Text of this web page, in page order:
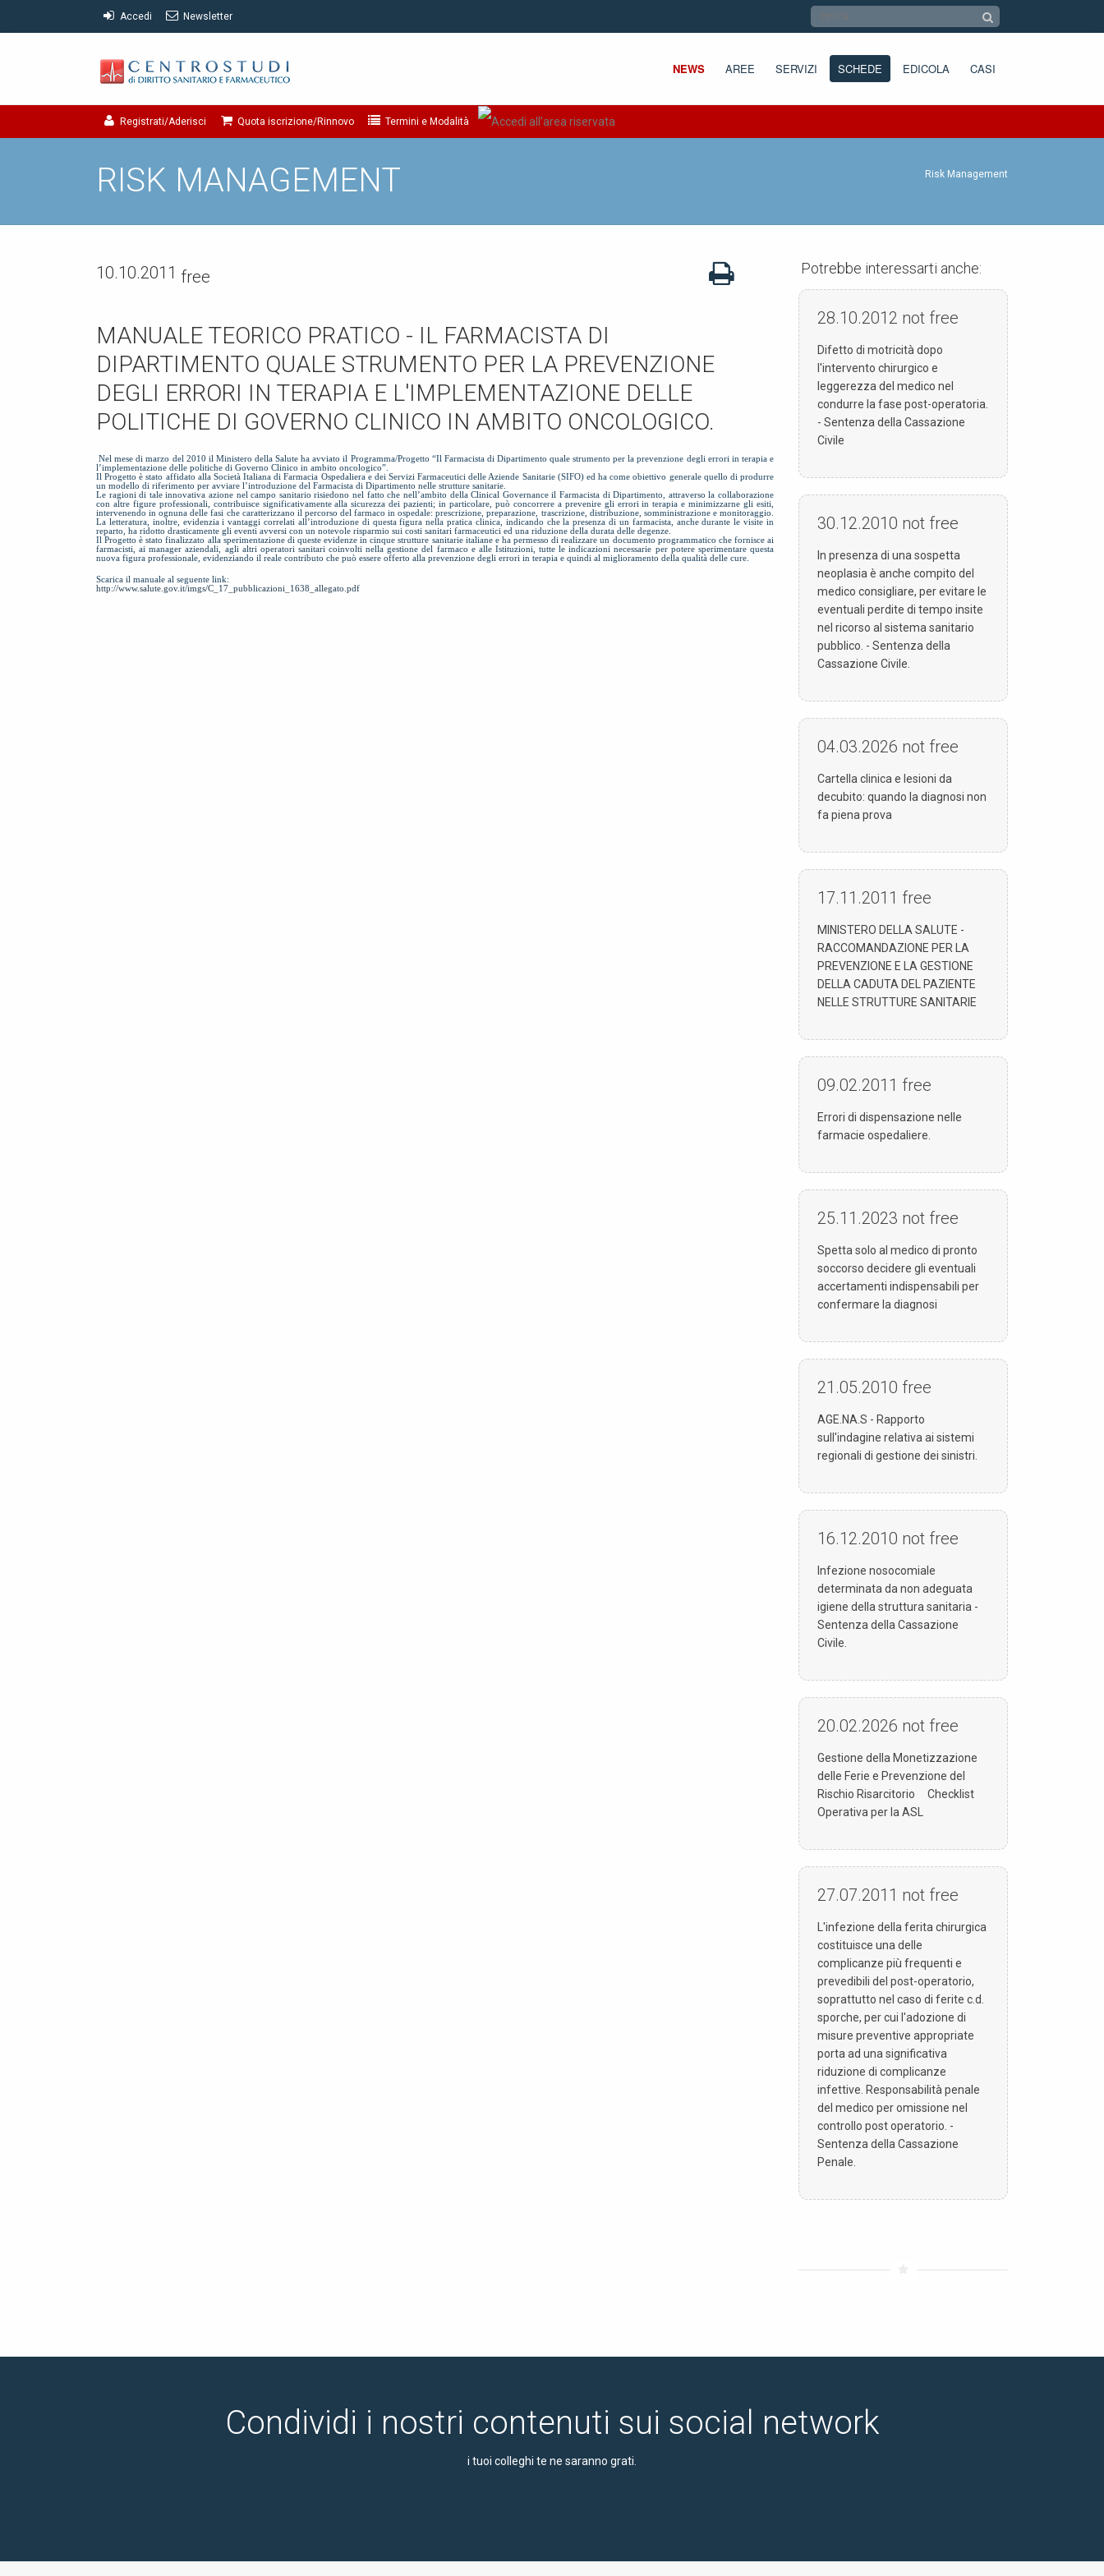
Accedi Newsletter
NEWS AREE SERVIZI SCHEDE EDICOLA CASI
Registrati/Aderisci Quota iscrizione/Rinnovo Termini e Modalità
RISK MANAGEMENT Risk Management
10.10.2011 free
MANUALE TEORICO PRATICO - IL FARMACISTA DI
DIPARTIMENTO QUALE STRUMENTO PER LA PREVENZIONE
DEGLI ERRORI IN TERAPIA E L'IMPLEMENTAZIONE DELLE
POLITICHE DI GOVERNO CLINICO IN AMBITO ONCOLOGICO.
Nel mese di marzo del 2010 il Ministero della Salute ha avviato il Programma/Progetto “Il Farmacista di Dipartimento quale strumento per la prevenzione degli errori in terapia e
l’implementazione delle politiche di Governo Clinico in ambito oncologico”.
Il Progetto è stato affidato alla Società Italiana di Farmacia Ospedaliera e dei Servizi Farmaceutici delle Aziende Sanitarie (SIFO) ed ha come obiettivo generale quello di produrre
un modello di riferimento per avviare l’introduzione del Farmacista di Dipartimento nelle strutture sanitarie.
Le ragioni di tale innovativa azione nel campo sanitario risiedono nel fatto che nell’ambito della Clinical Governance il Farmacista di Dipartimento, attraverso la collaborazione
con altre figure professionali, contribuisce significativamente alla sicurezza dei pazienti; in particolare, può concorrere a prevenire gli errori in terapia e minimizzarne gli esiti,
intervenendo in ognuna delle fasi che caratterizzano il percorso del farmaco in ospedale: prescrizione, preparazione, trascrizione, distribuzione, somministrazione e monitoraggio.
La letteratura, inoltre, evidenzia i vantaggi correlati all’introduzione di questa figura nella pratica clinica, indicando che la presenza di un farmacista, anche durante le visite in
reparto, ha ridotto drasticamente gli eventi avversi con un notevole risparmio sui costi sanitari farmaceutici ed una riduzione della durata delle degenze.
Il Progetto è stato finalizzato alla sperimentazione di queste evidenze in cinque strutture sanitarie italiane e ha permesso di realizzare un documento programmatico che fornisce ai
farmacisti, ai manager aziendali, agli altri operatori sanitari coinvolti nella gestione del farmaco e alle Istituzioni, tutte le indicazioni necessarie per potere sperimentare questa
nuova figura professionale, evidenziando il reale contributo che può essere offerto alla prevenzione degli errori in terapia e quindi al miglioramento della qualità delle cure.
Scarica il manuale al seguente link:
http://www.salute.gov.it/imgs/C_17_pubblicazioni_1638_allegato.pdf
Potrebbe interessarti anche:
28.10.2012 not free
Difetto di motricità dopo
l'intervento chirurgico e
leggerezza del medico nel
condurre la fase post-operatoria.
- Sentenza della Cassazione
Civile
30.12.2010 not free
In presenza di una sospetta
neoplasia è anche compito del
medico consigliare, per evitare le
eventuali perdite di tempo insite
nel ricorso al sistema sanitario
pubblico. - Sentenza della
Cassazione Civile.
04.03.2026 not free
Cartella clinica e lesioni da
decubito: quando la diagnosi non
fa piena prova
17.11.2011 free
MINISTERO DELLA SALUTE -
RACCOMANDAZIONE PER LA
PREVENZIONE E LA GESTIONE
DELLA CADUTA DEL PAZIENTE
NELLE STRUTTURE SANITARIE
09.02.2011 free
Errori di dispensazione nelle
farmacie ospedaliere.
25.11.2023 not free
Spetta solo al medico di pronto
soccorso decidere gli eventuali
accertamenti indispensabili per
confermare la diagnosi
21.05.2010 free
AGE.NA.S - Rapporto
sull'indagine relativa ai sistemi
regionali di gestione dei sinistri.
16.12.2010 not free
Infezione nosocomiale
determinata da non adeguata
igiene della struttura sanitaria -
Sentenza della Cassazione
Civile.
20.02.2026 not free
Gestione della Monetizzazione
delle Ferie e Prevenzione del
Rischio Risarcitorio Checklist
Operativa per la ASL
27.07.2011 not free
L'infezione della ferita chirurgica
costituisce una delle
complicanze più frequenti e
prevedibili del post-operatorio,
soprattutto nel caso di ferite c.d.
sporche, per cui l'adozione di
misure preventive appropriate
porta ad una significativa
riduzione di complicanze
infettive. Responsabilità penale
del medico per omissione nel
controllo post operatorio. -
Sentenza della Cassazione
Penale.
Condividi i nostri contenuti sui social network
i tuoi colleghi te ne saranno grati.